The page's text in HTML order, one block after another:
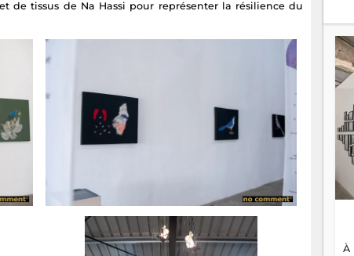
de tissus de Na Hassi pour représenter la résilience du